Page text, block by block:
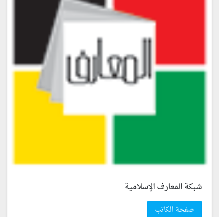
شبكة المعارف الإسلامية
صفحة الكاتب